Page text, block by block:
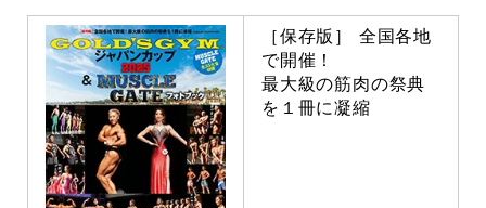
［保存版］ 全国各地
で開催！
最大級の筋肉の祭典
を１冊に凝縮